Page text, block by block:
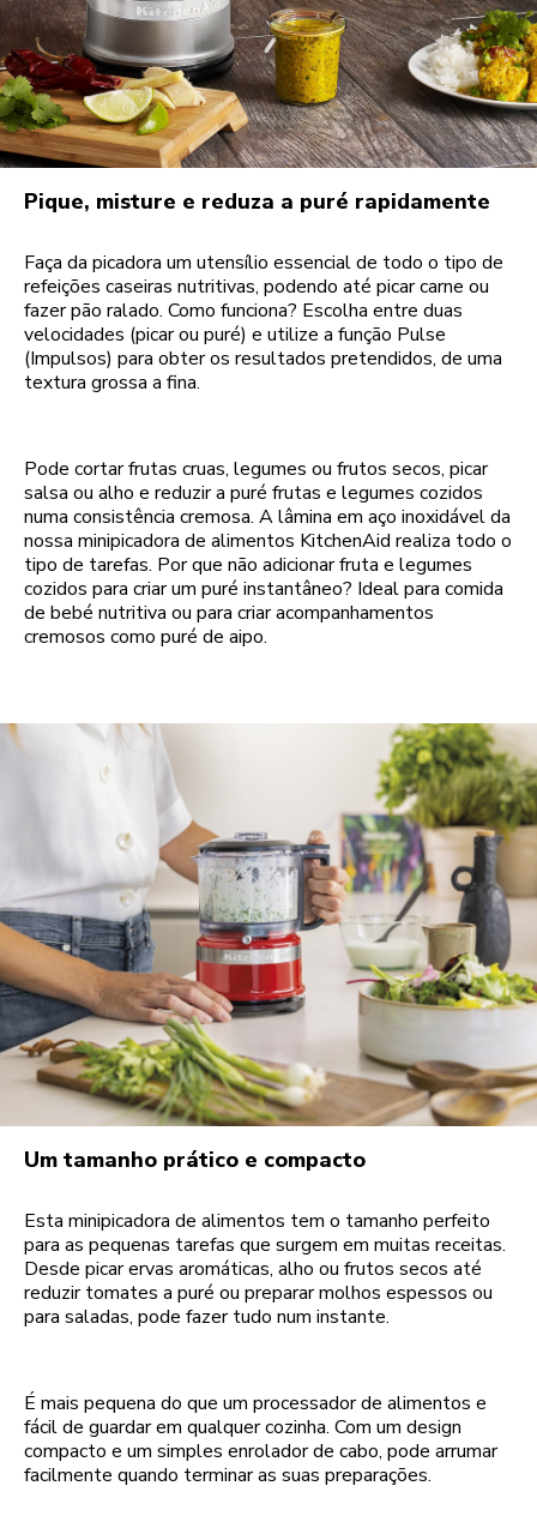
Pique, misture e reduza a puré rapidamente
Faça da picadora um utensílio essencial de todo o tipo de
refeições caseiras nutritivas, podendo até picar carne ou
fazer pão ralado. Como funciona? Escolha entre duas
velocidades (picar ou puré) e utilize a função Pulse
(Impulsos) para obter os resultados pretendidos, de uma
textura grossa a fina.
Pode cortar frutas cruas, legumes ou frutos secos, picar
salsa ou alho e reduzir a puré frutas e legumes cozidos
numa consistência cremosa. A lâmina em aço inoxidável da
nossa minipicadora de alimentos KitchenAid realiza todo o
tipo de tarefas. Por que não adicionar fruta e legumes
cozidos para criar um puré instantâneo? Ideal para comida
de bebé nutritiva ou para criar acompanhamentos
cremosos como puré de aipo.
Um tamanho prático e compacto
Esta minipicadora de alimentos tem o tamanho perfeito
para as pequenas tarefas que surgem em muitas receitas.
Desde picar ervas aromáticas, alho ou frutos secos até
reduzir tomates a puré ou preparar molhos espessos ou
para saladas, pode fazer tudo num instante.
É mais pequena do que um processador de alimentos e
fácil de guardar em qualquer cozinha. Com um design
compacto e um simples enrolador de cabo, pode arrumar
facilmente quando terminar as suas preparações.